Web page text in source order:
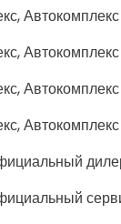
Автокомплекс
Автокомплекс
Автокомплекс
Автокомплекс